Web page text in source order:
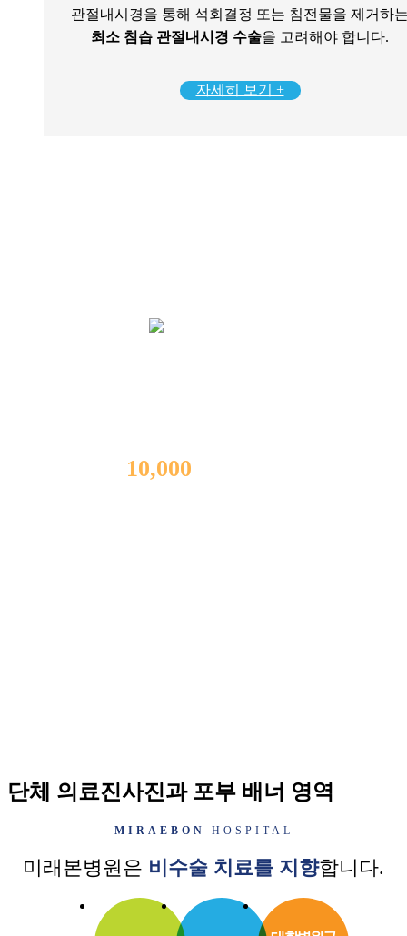
관절내시경을 통해 석회결정 또는 침전물을 제거하
최소 침습 관절내시경 수술을 고려해야 합니다.
자세히 보기 +
10,000
단체 의료진사진과 포부 배너 영역
MIRAEBON HOSPITAL
미래본병원은 비수술 치료를 지향합니다.